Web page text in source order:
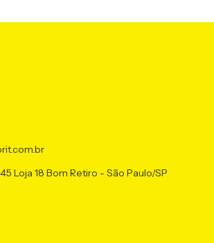
Loja 18 Bom Retiro - São Paulo/SP